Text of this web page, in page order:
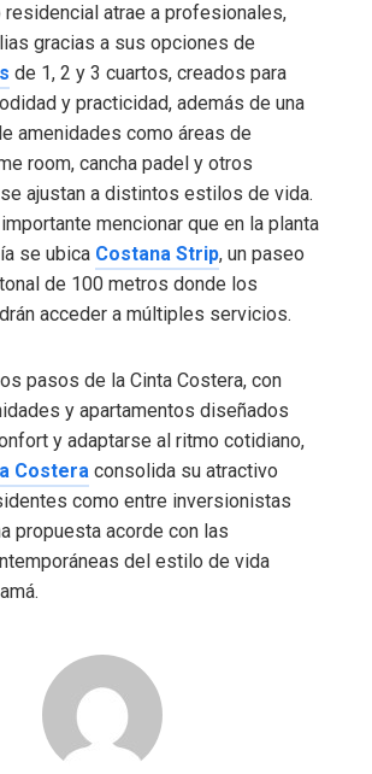
residencial atrae a profesionales,
gracias a sus opciones de
de 1, 2 y 3 cuartos, creados para
y practicidad, además de una
amenidades como áreas de
room, cancha padel y otros
ajustan a distintos estilos de vida.
mencionar que en la planta
se ubica Costana Strip, un paseo
de 100 metros donde los
acceder a múltiples servicios.
pasos de la Cinta Costera, con
y apartamentos diseñados
y adaptarse al ritmo cotidiano,
Costera consolida su atractivo
como entre inversionistas
propuesta acorde con las
del estilo de vida